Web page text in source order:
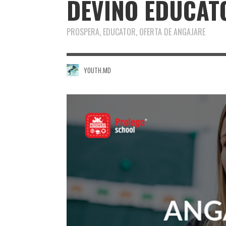
DEVINO
PROSPERA, EDUCATOR, OFERTA DE ANGAJARE
YOUTH.MD